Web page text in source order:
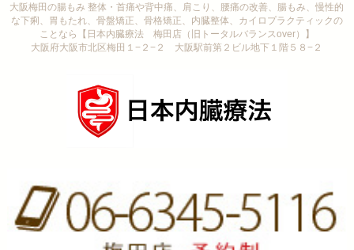
大阪梅田の腸もみ 整体・首痛や背中痛、肩こり、腰痛の改善、腸もみ、慢性的
な下痢、胃もたれ、骨盤矯正、骨格矯正、内臓整体、カイロプラクティックの
ことなら【日本内臓療法 梅田店（旧トータルバランスover）】
大阪府大阪市北区梅田１−２−２ 大阪駅前第２ビル地下１階５８−２